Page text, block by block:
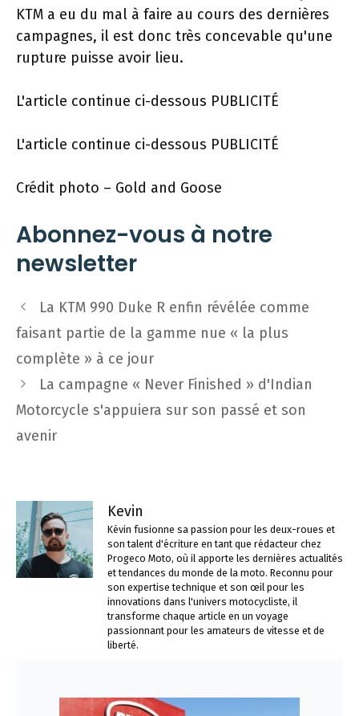
KTM a eu du mal à faire au cours des dernières
campagnes, il est donc très concevable qu'une
rupture puisse avoir lieu.
L'article continue ci-dessous PUBLICITÉ
L'article continue ci-dessous PUBLICITÉ
Crédit photo – Gold and Goose
Abonnez-vous à notre
newsletter
Navigation
des
articles
La KTM 990 Duke R enfin révélée comme
faisant partie de la gamme nue « la plus
complète » à ce jour
La campagne « Never Finished » d'Indian
Motorcycle s'appuiera sur son passé et son
avenir
Kevin
Kévin fusionne sa passion pour les deux-roues et
son talent d'écriture en tant que rédacteur chez
Progeco Moto, où il apporte les dernières actualités
et tendances du monde de la moto. Reconnu pour
son expertise technique et son œil pour les
innovations dans l'univers motocycliste, il
transforme chaque article en un voyage
passionnant pour les amateurs de vitesse et de
liberté.